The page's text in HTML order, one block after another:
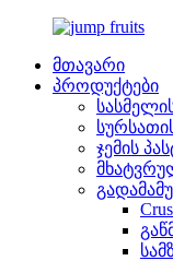
მთავარი
პროდუქტები
ჯემის